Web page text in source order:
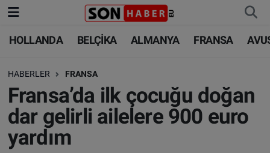
HOLLANDA BELÇİKA ALMANYA FRANSA
HABERLER FRANSA
Fransa’da ilk çocuğu doğan
dar gelirli ailelere 900 euro
yardım
HOLLANDA
BELÇİKA
ALMANYA
FRANSA
HOLLANDA
BELÇİKA
ALMANYA
TÜRKİYE
Nöbetçi Eczaneler
Hava Durumu
Trafik Durumu
Süper Lig Puan Durumu ve Fikstür